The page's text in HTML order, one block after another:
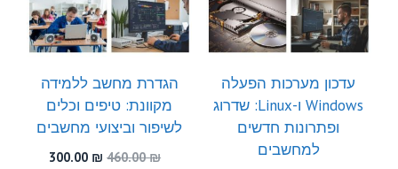
עדכון מערכות הפעלה
Windows ו-Linux: שדרוג
ופתרונות חדשים
למחשבים
הגדרת מחשב ללמידה
מקוונת: טיפים וכלים
לשיפור וביצועי מחשבים
460.00₪
המחיר
300.00 ₪
המחיר